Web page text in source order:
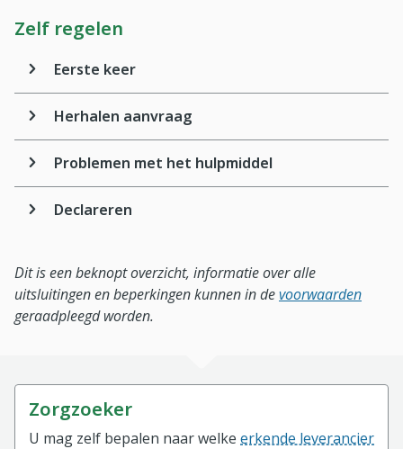
Zelf regelen
Eerste keer
Herhalen aanvraag
Problemen met het hulpmiddel
Declareren
Dit is een beknopt overzicht, informatie over alle
uitsluitingen en beperkingen kunnen in devoorwaarden
geraadpleegd worden.
Zorgzoeker
U mag zelf bepalen naar welke erkende leverancier